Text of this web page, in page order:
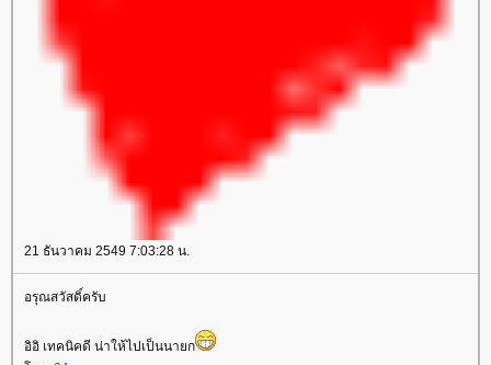
21 ธันวาคม 2549 7:03:28 น.
อรุณสวัสดิ์ครับ
อิอิ เทคนิคดี น่าให้ไปเป็นนายก